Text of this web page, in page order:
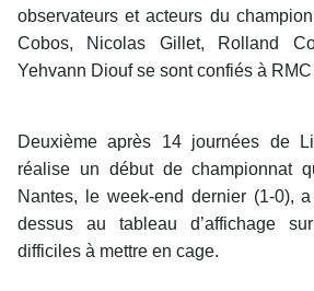
observateurs et acteurs du
Cobos, Nicolas Gillet, Rolland
Yehvann Diouf se sont confiés à RMC
Deuxième après 14 journées de
réalise un début de championnat
Nantes, le week-end dernier (1-0),
dessus au tableau d’affichage
difficiles à mettre en cage.